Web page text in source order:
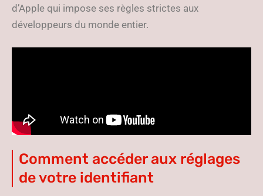
d’Apple qui impose ses règles strictes aux
développeurs du monde entier.
Comment accéder aux réglages
de votre identifiant